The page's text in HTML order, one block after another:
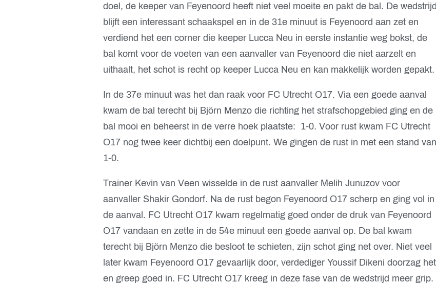
doel, de keeper van Feyenoord heeft niet veel moeite en pakt de bal. De wedstrijd
blijft een interessant schaakspel en in de 31e minuut is Feyenoord aan zet en
verdiend het een corner die keeper Lucca Neu in eerste instantie weg bokst, de
bal komt voor de voeten van een aanvaller van Feyenoord die niet aarzelt en
uithaalt, het schot is recht op keeper Lucca Neu en kan makkelijk worden gepakt.
In de 37e minuut was het dan raak voor FC Utrecht O17. Via een goede aanval
kwam de bal terecht bij Björn Menzo die richting het strafschopgebied ging en de
bal mooi en beheerst in de verre hoek plaatste: 1-0. Voor rust kwam FC Utrecht
O17 nog twee keer dichtbij een doelpunt. We gingen de rust in met een stand van
1-0.
Trainer Kevin van Veen wisselde in de rust aanvaller Melih Junuzov voor
aanvaller Shakir Gondorf. Na de rust begon Feyenoord O17 scherp en ging vol in
de aanval. FC Utrecht O17 kwam regelmatig goed onder de druk van Feyenoord
O17 vandaan en zette in de 54e minuut een goede aanval op. De bal kwam
terecht bij Björn Menzo die besloot te schieten, zijn schot ging net over. Niet veel
later kwam Feyenoord O17 gevaarlijk door, verdediger Youssif Dikeni doorzag het
en greep goed in. FC Utrecht O17 kreeg in deze fase van de wedstrijd meer grip.